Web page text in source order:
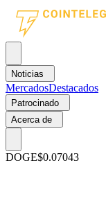
Noticias
MercadosDestacados
Patrocinado
Acerca de
DOGE$0.07043